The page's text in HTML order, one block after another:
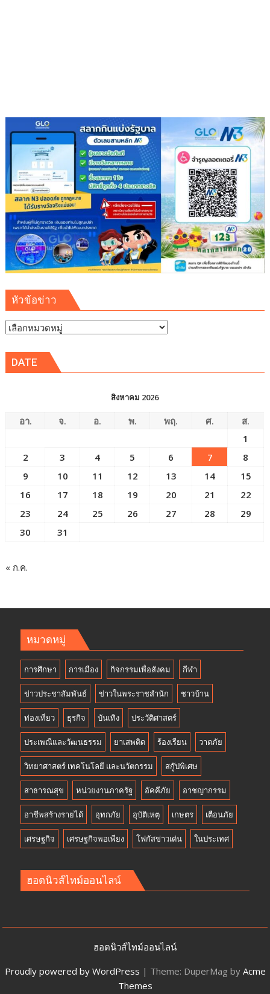
หัวข้อข่าว
หัวข้อ
DATE
สิงหาคม 2026
อา. จ. อ. พ. พฤ. ศ.
ส.
1
2
3 4 5 6 7
8
9
10 11 12 13 14
15
16
17 18 19 20 21
22
23
24 25 26 27 28
29
30
31
« ก.ค.
หมวดหมู่
การศึกษา การเมือง กิจกรรมเพื่อสังคม กีฬา
ข่าวประชาสัมพันธ์ ข่าวในพระราชสำนัก ชาวบ้าน
ท่องเที่ยว ธุรกิจ บันเทิง ประวัติศาสตร์
ประเพณีและวัฒนธรรม ยาเสพติด ร้องเรียน วาตภัย
วิทยาศาสตร์ เทคโนโลยี และนวัตกรรม สกู๊ปพิเศษ
สาธารณสุข หน่วยงานภาครัฐ อัคคีภัย อาชญากรรม
อาชีพสร้างรายได้ อุทกภัย อุบัติเหตุ เกษตร เตือนภัย
เศรษฐกิจ เศรษฐกิจพอเพียง โฟกัสข่าวเด่น ในประเทศ
ฮอตนิวส์ไทม์ออนไลน์
ฮอตนิวส์ไทม์ออนไลน์
Proudly powered by WordPress | Theme: DuperMag by Acme
Themes